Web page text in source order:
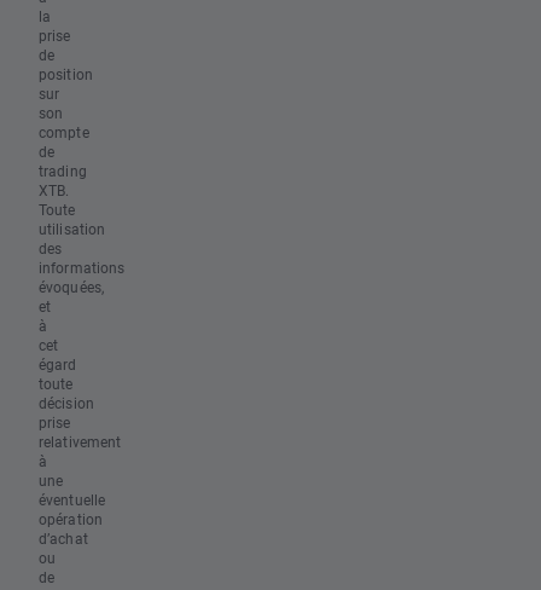
la
prise
de
position
sur
son
compte
de
trading
XTB.
Toute
utilisation
des
informations
évoquées,
et
à
cet
égard
toute
décision
prise
relativement
à
une
éventuelle
opération
d’achat
ou
de